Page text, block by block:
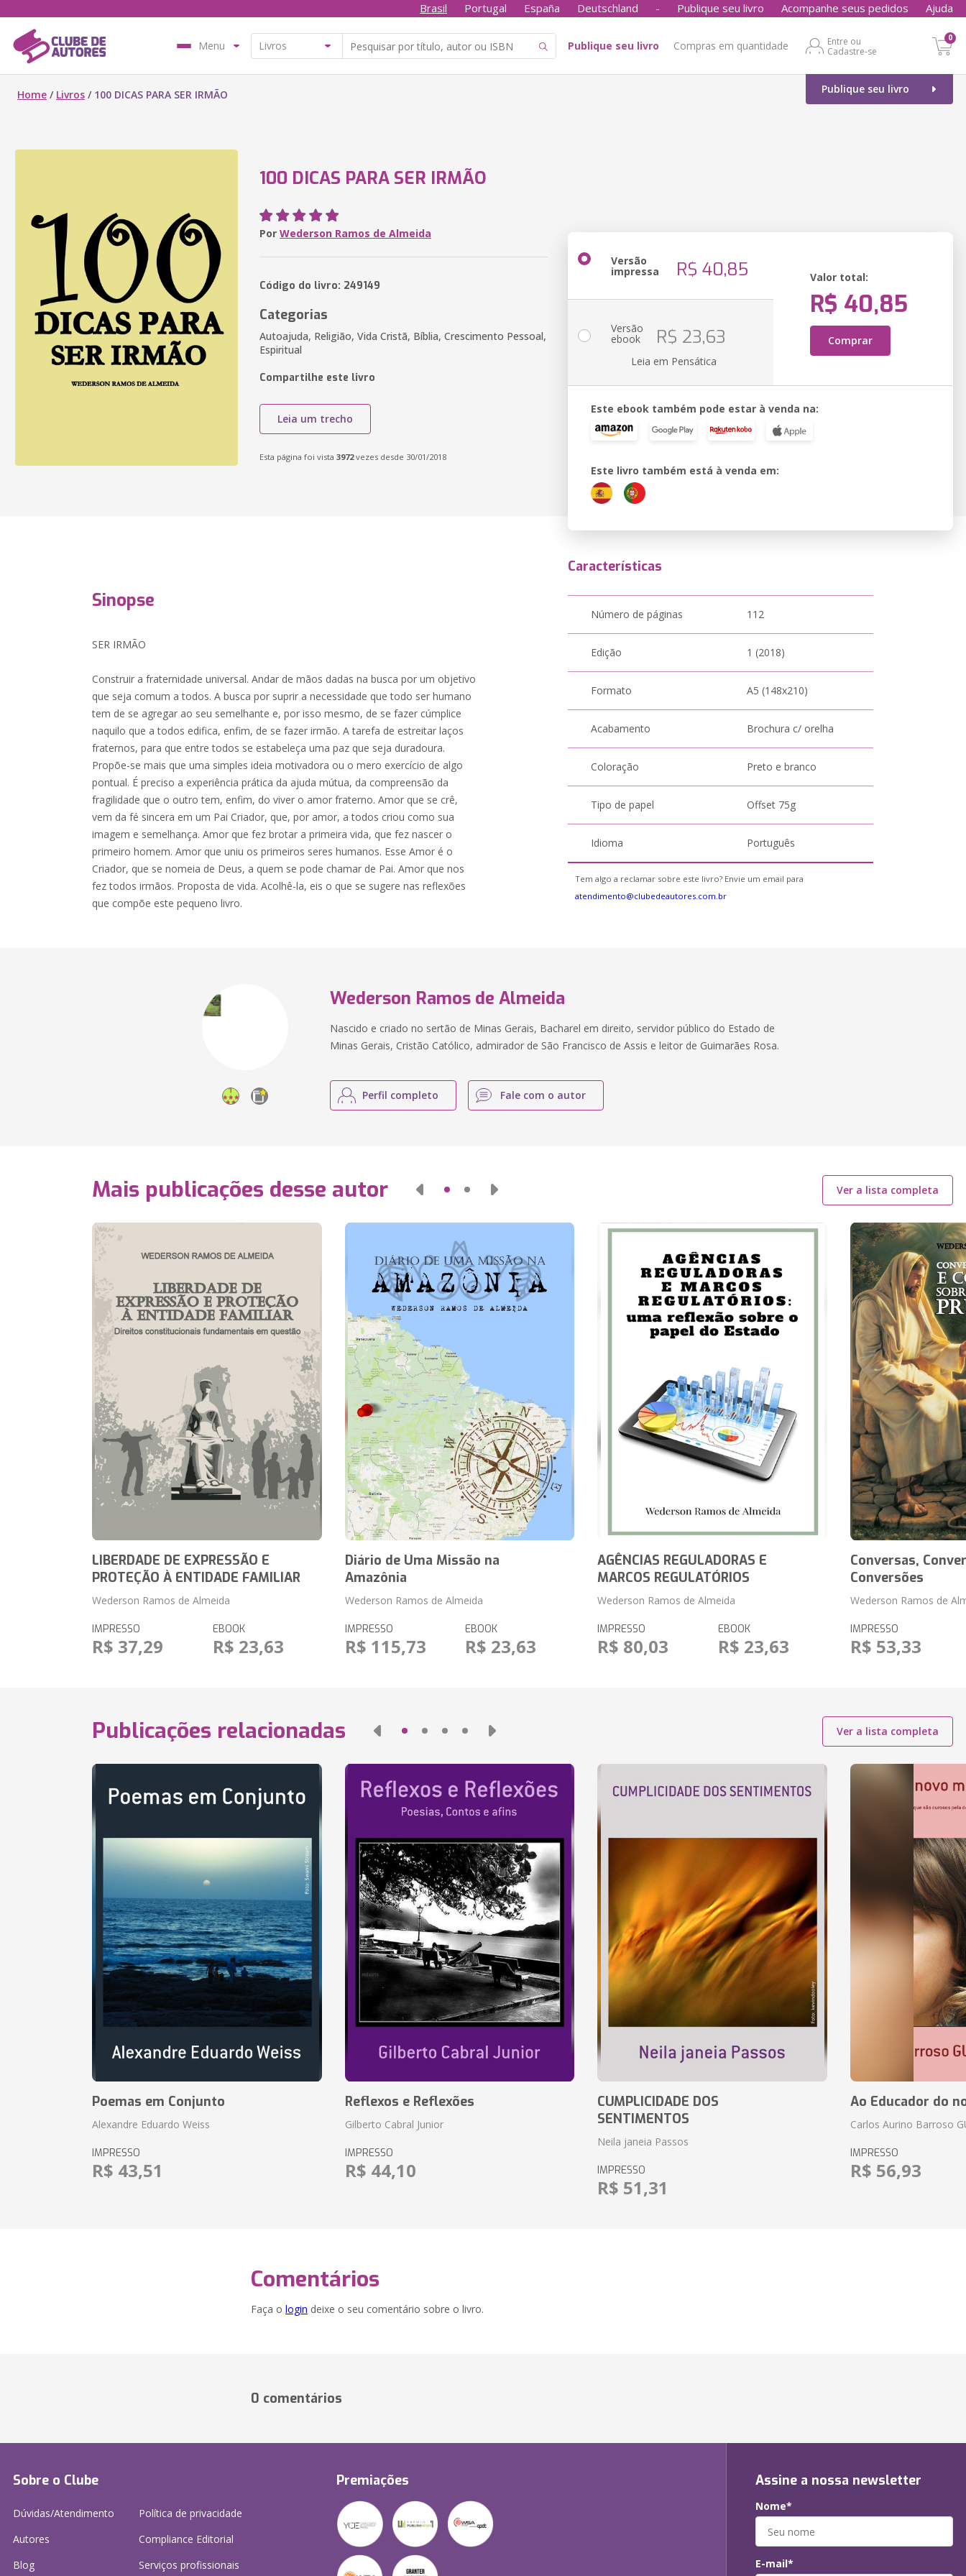
Brasil Portugal España Deutschland - Publique seu livro Acompanhe seus pedidos Ajuda
Menu Publique seu livro Compras em quantidade
Entre ou
Cadastre-se
0
Publique seu livro
Home / Livros / 100 DICAS PARA SER IRMÃO
100 DICAS PARA SER IRMÃO
Por Wederson Ramos de Almeida
Código do livro: 249149
Categorias
Autoajuda, Religião, Vida Cristã, Bíblia, Crescimento Pessoal,
Espiritual
Compartilhe este livro
Leia um trecho
Esta página foi vista 3972vezes desde 30/01/2018
Versão
impressa R$ 40,85 Valor total:
R$ 40,85
Comprar
Versão
ebook R$ 23,63
Leia em Pensática
Este ebook também pode estar à venda na:
Este livro também está à venda em:
Sinopse
SER IRMÃO
Construir a fraternidade universal. Andar de mãos dadas na busca por um objetivo
que seja comum a todos. A busca por suprir a necessidade que todo ser humano
tem de se agregar ao seu semelhante e, por isso mesmo, de se fazer cúmplice
naquilo que a todos edifica, enfim, de se fazer irmão. A tarefa de estreitar laços
fraternos, para que entre todos se estabeleça uma paz que seja duradoura.
Propõe-se mais que uma simples ideia motivadora ou o mero exercício de algo
pontual. É preciso a experiência prática da ajuda mútua, da compreensão da
fragilidade que o outro tem, enfim, do viver o amor fraterno. Amor que se crê,
vem da fé sincera em um Pai Criador, que, por amor, a todos criou como sua
imagem e semelhança. Amor que fez brotar a primeira vida, que fez nascer o
primeiro homem. Amor que uniu os primeiros seres humanos. Esse Amor é o
Criador, que se nomeia de Deus, a quem se pode chamar de Pai. Amor que nos
fez todos irmãos. Proposta de vida. Acolhê-la, eis o que se sugere nas reflexões
que compõe este pequeno livro.
Características
Número de páginas 112
Edição 1 (2018)
Formato A5 (148x210)
Acabamento Brochura c/ orelha
Coloração Preto e branco
Tipo de papel Offset 75g
Idioma Português
Tem algo a reclamar sobre este livro? Envie um email para
atendimento@clubedeautores.com.br
Wederson Ramos de Almeida
Nascido e criado no sertão de Minas Gerais, Bacharel em direito, servidor público do Estado de
Minas Gerais, Cristão Católico, admirador de São Francisco de Assis e leitor de Guimarães Rosa.
Perfil completo Fale com o autor
Mais publicações desse autor Ver a lista completa
LIBERDADE DE EXPRESSÃO E
PROTEÇÃO À ENTIDADE FAMILIAR
Wederson Ramos de Almeida
IMPRESSO
R$ 37,29
EBOOK
R$ 23,63
Diário de Uma Missão na
Amazônia
Wederson Ramos de Almeida
IMPRESSO
R$ 115,73
EBOOK
R$ 23,63
AGÊNCIAS REGULADORAS E
MARCOS REGULATÓRIOS
Wederson Ramos de Almeida
IMPRESSO
R$ 80,03
EBOOK
R$ 23,63
Conversas,
Conversões
Wederson Ramos de
IMPRESSO
R$ 53,33
Publicações relacionadas Ver a lista completa
Poemas em Conjunto
Alexandre Eduardo Weiss
IMPRESSO
R$ 43,51
Reflexos e Reflexões
Gilberto Cabral Junior
IMPRESSO
R$ 44,10
CUMPLICIDADE DOS
SENTIMENTOS
Neila janeia Passos
IMPRESSO
R$ 51,31
Ao Educador do
Carlos Aurino Barroso
IMPRESSO
R$ 56,93
Comentários
Faça o login deixe o seu comentário sobre o livro.
0 comentários
Sobre o Clube
Dúvidas/Atendimento
Autores
Blog
Política de privacidade
Compliance Editorial
Serviços profissionais
Premiações Assine a nossa newsletter
Nome*
E-mail*